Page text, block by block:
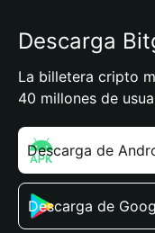
Descarga
La billetera cripto
40 millones de
Descarga de
Descarga de